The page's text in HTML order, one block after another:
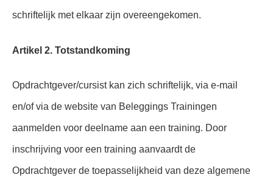
schriftelijk met elkaar zijn overeengekomen.
Artikel 2. Totstandkoming
Opdrachtgever/cursist kan zich schriftelijk, via e-mail
en/of via de website van Beleggings Trainingen
aanmelden voor deelname aan een training. Door
inschrijving voor een training aanvaardt de
Opdrachtgever de toepasselijkheid van deze algemene